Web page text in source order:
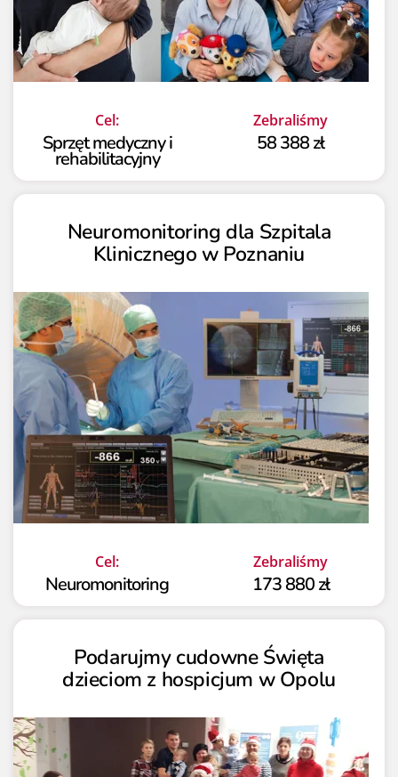
Cel:
Sprzęt medyczny i
rehabilitacyjny
Zebraliśmy
58 388 zł
Neuromonitoring dla Szpitala
Klinicznego w Poznaniu
Cel:
Neuromonitoring
Zebraliśmy
173 880 zł
Podarujmy cudowne Święta
dzieciom z hospicjum w Opolu